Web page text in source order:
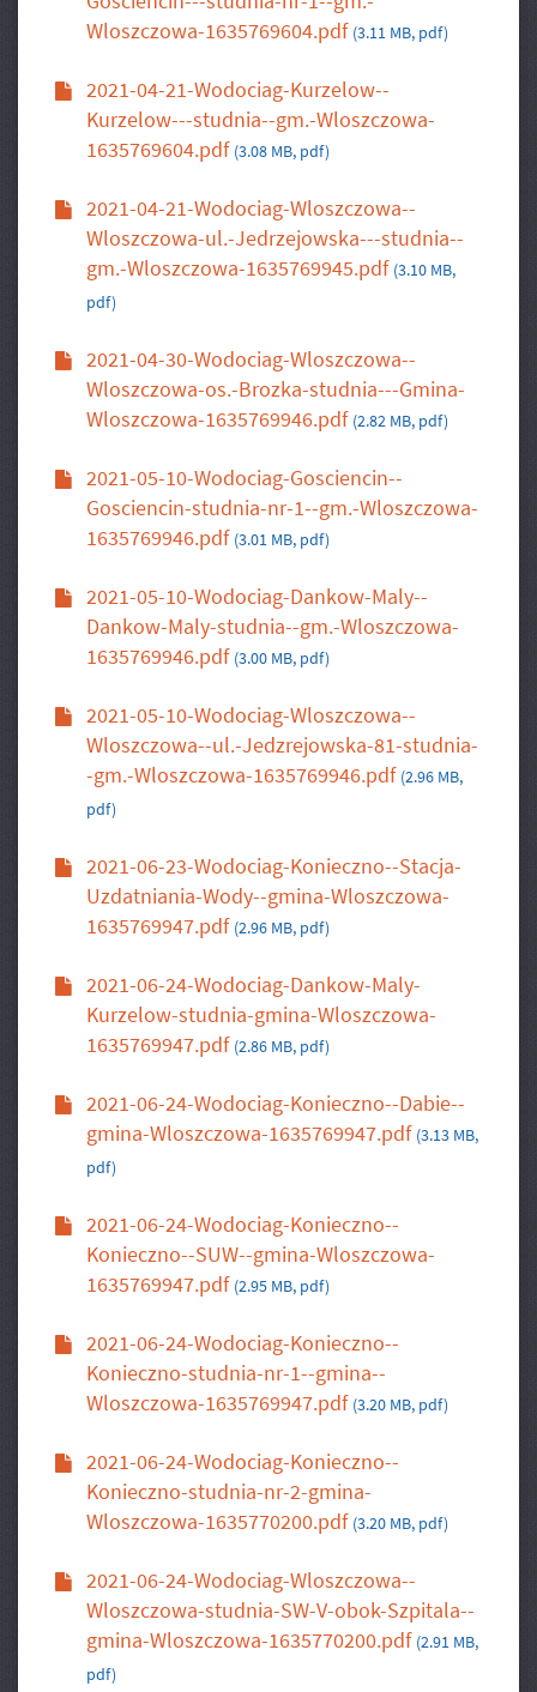
Wloszczowa-1635769604.pdf (3.11 MB, pdf)
2021-04-21-Wodociag-Kurzelow--
Kurzelow---studnia--gm.-Wloszczowa-
1635769604.pdf (3.08 MB, pdf)
2021-04-21-Wodociag-Wloszczowa--
Wloszczowa-ul.-Jedrzejowska---studnia--
gm.-Wloszczowa-1635769945.pdf (3.10 MB,
pdf)
2021-04-30-Wodociag-Wloszczowa--
Wloszczowa-os.-Brozka-studnia---Gmina-
Wloszczowa-1635769946.pdf (2.82 MB, pdf)
2021-05-10-Wodociag-Gosciencin--
Gosciencin-studnia-nr-1--gm.-Wloszczowa-
1635769946.pdf (3.01 MB, pdf)
2021-05-10-Wodociag-Dankow-Maly--
Dankow-Maly-studnia--gm.-Wloszczowa-
1635769946.pdf (3.00 MB, pdf)
2021-05-10-Wodociag-Wloszczowa--
Wloszczowa--ul.-Jedzrejowska-81-studnia-
-gm.-Wloszczowa-1635769946.pdf (2.96 MB,
pdf)
2021-06-23-Wodociag-Konieczno--Stacja-
Uzdatniania-Wody--gmina-Wloszczowa-
1635769947.pdf (2.96 MB, pdf)
2021-06-24-Wodociag-Dankow-Maly-
Kurzelow-studnia-gmina-Wloszczowa-
1635769947.pdf (2.86 MB, pdf)
2021-06-24-Wodociag-Konieczno--Dabie--
gmina-Wloszczowa-1635769947.pdf (3.13 MB,
pdf)
2021-06-24-Wodociag-Konieczno--
Konieczno--SUW--gmina-Wloszczowa-
1635769947.pdf (2.95 MB, pdf)
2021-06-24-Wodociag-Konieczno--
Konieczno-studnia-nr-1--gmina--
Wloszczowa-1635769947.pdf (3.20 MB, pdf)
2021-06-24-Wodociag-Konieczno--
Konieczno-studnia-nr-2-gmina-
Wloszczowa-1635770200.pdf (3.20 MB, pdf)
2021-06-24-Wodociag-Wloszczowa--
Wloszczowa-studnia-SW-V-obok-Szpitala--
gmina-Wloszczowa-1635770200.pdf (2.91 MB,
pdf)